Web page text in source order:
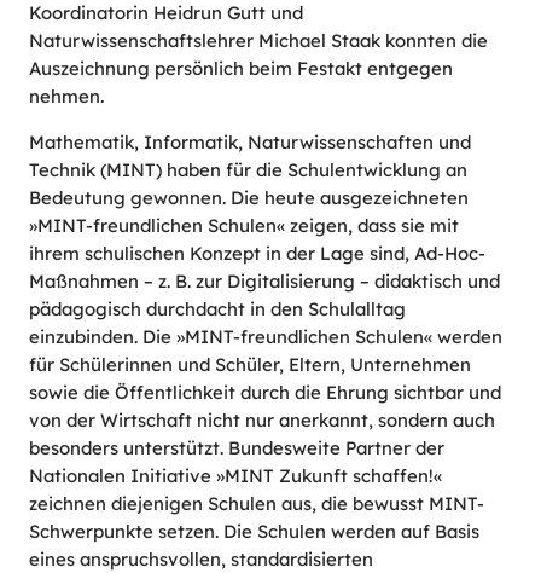
Koordinatorin Heidrun Gutt und
Naturwissenschaftslehrer Michael Staak konnten die
Auszeichnung persönlich beim Festakt entgegen
nehmen.
Mathematik, Informatik, Naturwissenschaften und
Technik (MINT) haben für die Schulentwicklung an
Bedeutung gewonnen. Die heute ausgezeichneten
»MINT-freundlichen Schulen« zeigen, dass sie mit
ihrem schulischen Konzept in der Lage sind, Ad-Hoc-
Maßnahmen – z. B. zur Digitalisierung – didaktisch und
pädagogisch durchdacht in den Schulalltag
einzubinden. Die »MINT-freundlichen Schulen« werden
für Schülerinnen und Schüler, Eltern, Unternehmen
sowie die Öffentlichkeit durch die Ehrung sichtbar und
von der Wirtschaft nicht nur anerkannt, sondern auch
besonders unterstützt. Bundesweite Partner der
Nationalen Initiative »MINT Zukunft schaffen!«
zeichnen diejenigen Schulen aus, die bewusst MINT-
Schwerpunkte setzen. Die Schulen werden auf Basis
eines anspruchsvollen, standardisierten